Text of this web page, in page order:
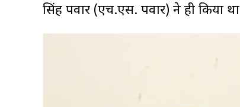
सिंह पवार (एच.एस. पवार) ने ही किया था